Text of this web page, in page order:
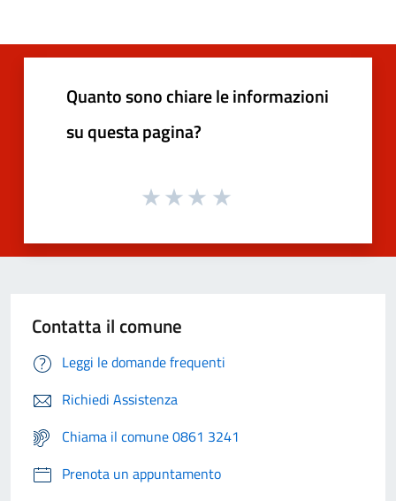
Quanto sono chiare le informazioni
su questa pagina?
Contatta il comune
Leggi le domande frequenti
Richiedi Assistenza
Chiama il comune 0861 3241
Prenota un appuntamento